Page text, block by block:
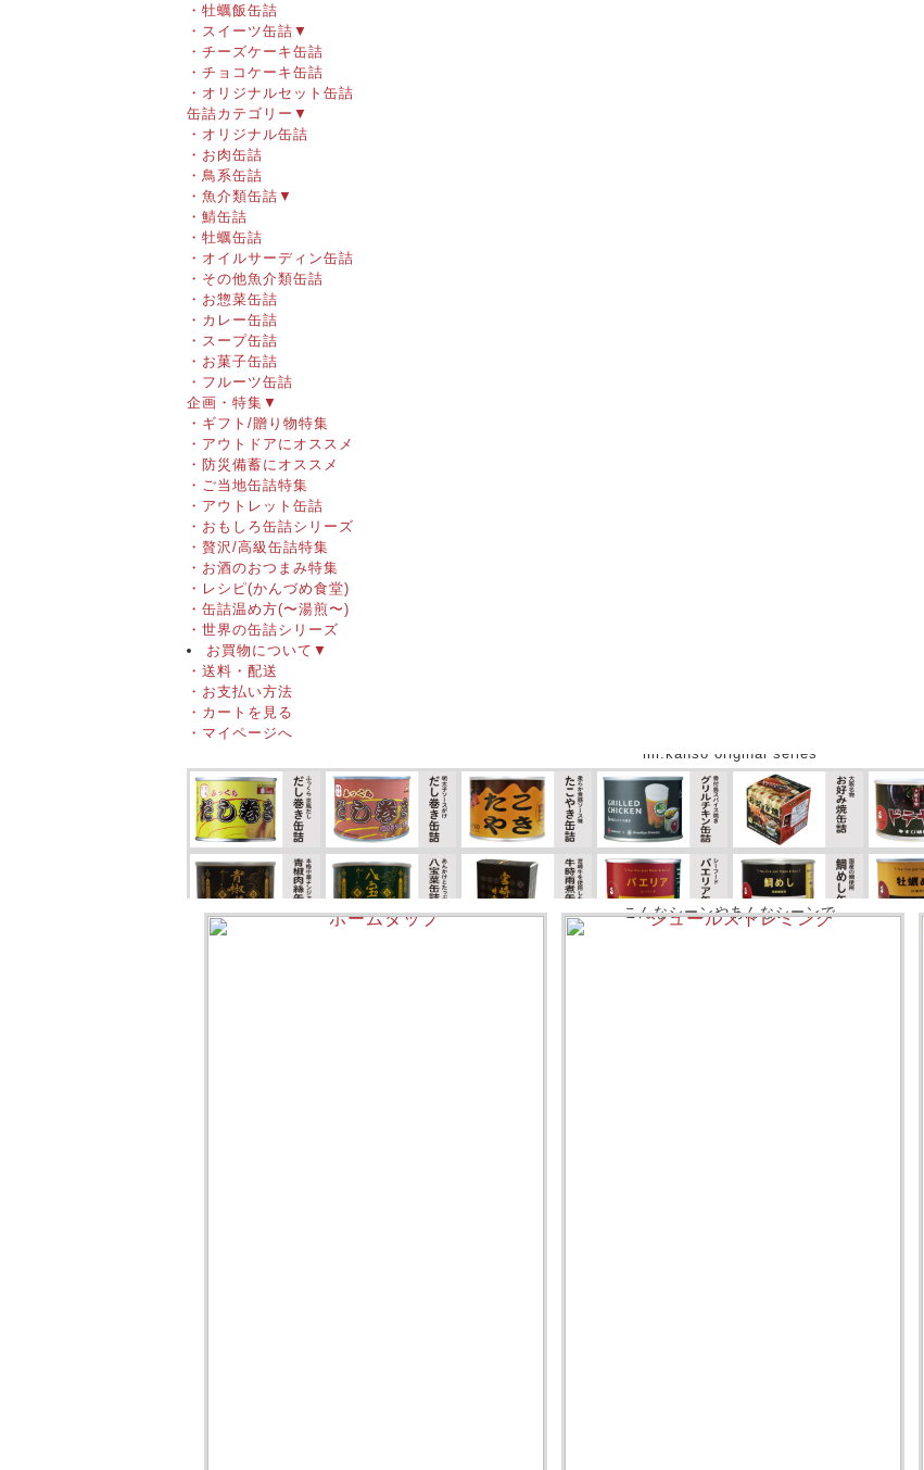
・牡蠣飯缶詰
・スイーツ缶詰 ▼
・チーズケーキ缶詰
・チョコケーキ缶詰
・オリジナルセット缶詰
缶詰カテゴリー ▼
・オリジナル缶詰
・お肉缶詰
・鳥系缶詰
・魚介類缶詰 ▼
・鯖缶詰
・牡蠣缶詰
・オイルサーディン缶詰
・その他魚介類缶詰
・お惣菜缶詰
・カレー缶詰
・スープ缶詰
・お菓子缶詰
・フルーツ缶詰
企画・特集 ▼
・ギフト/贈り物特集
・アウトドアにオススメ
・防災備蓄にオススメ
・ご当地缶詰特集
・アウトレット缶詰
・おもしろ缶詰シリーズ
・贅沢/高級缶詰特集
・お酒のおつまみ特集
・レシピ(かんづめ食堂)
・缶詰温め方(〜湯煎〜)
・世界の缶詰シリーズ
お買物について ▼
・送料・配送
・お支払い方法
・カートを見る
・マイページへ
mr.kanso original series
こんなシーンやあんなシーンで